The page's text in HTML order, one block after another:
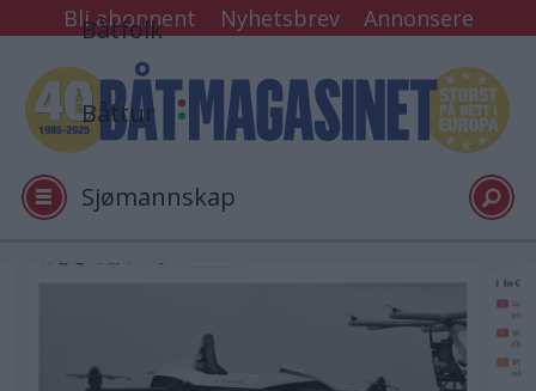
Bli abonnent Nyhetsbrev Annonsere
Båtfolk
Båttur
Sjømannskap
Arkiv
elbåt